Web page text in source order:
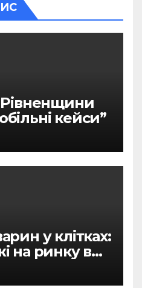
Рівненщини
кейси”
у клітках:
на ринку в